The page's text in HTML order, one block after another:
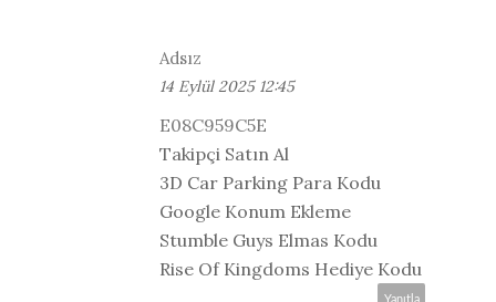
Adsız
14 Eylül 2025 12:45
E08C959C5E
Takipçi Satın Al
3D Car Parking Para Kodu
Google Konum Ekleme
Stumble Guys Elmas Kodu
Rise Of Kingdoms Hediye Kodu
Yanıtla